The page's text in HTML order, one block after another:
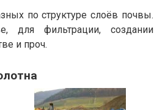
по структуре слоёв почвы.
для фильтрации, создании
и проч.